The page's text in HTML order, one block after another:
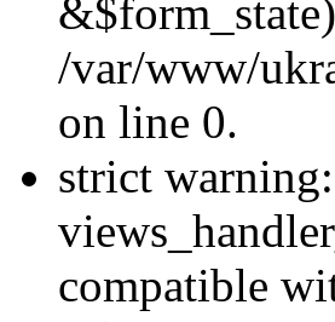
/var/www/
on line 0.
strict
compatible